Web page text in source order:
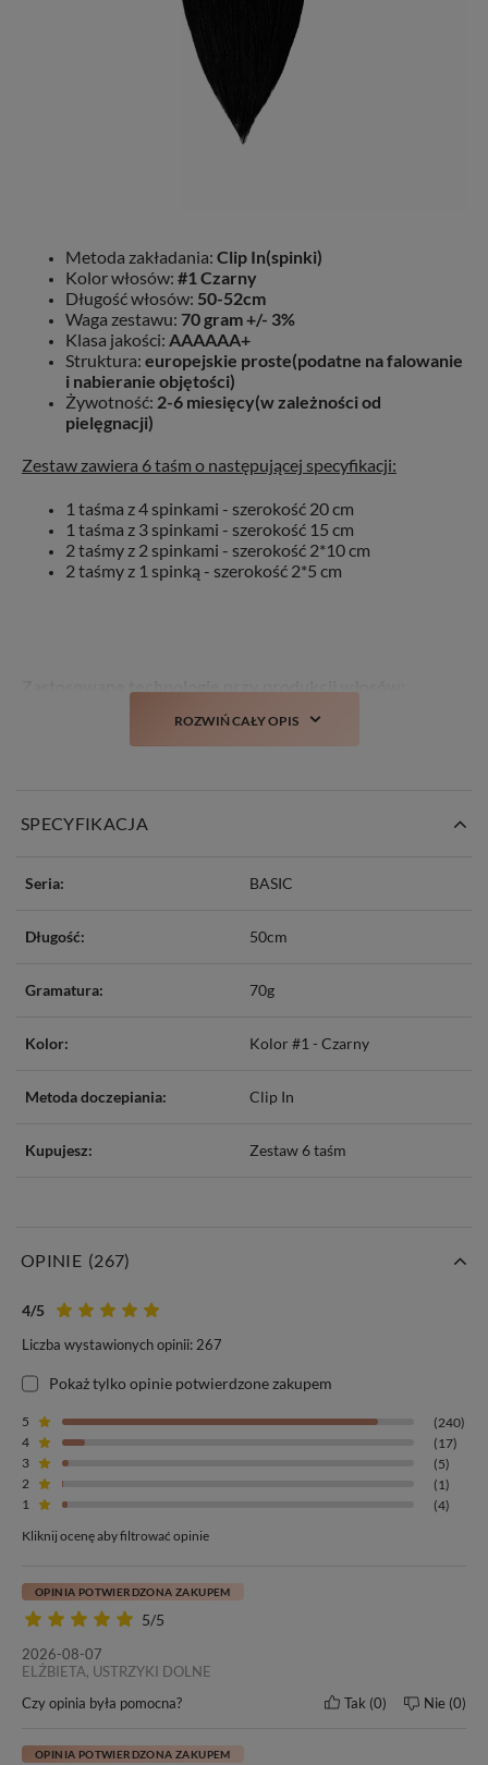
Metoda zakładania: Clip In(spinki)
Kolor włosów: #1 Czarny
Długość włosów: 50-52cm
Waga zestawu: 70 gram +/- 3%
Klasa jakości: AAAAAA+
Struktura: europejskie proste(podatne na falowanie
i nabieranie objętości)
Żywotność: 2-6 miesięcy(w zależności od
pielęgnacji)
Zestaw zawiera 6 taśm o następującej specyfikacji:
1 taśma z 4 spinkami - szerokość 20 cm
1 taśma z 3 spinkami - szerokość 15 cm
2 taśmy z 2 spinkami - szerokość 2*10 cm
2 taśmy z 1 spinką - szerokość 2*5 cm
– włosy zabezpieczone przeciw
stylistycznym takim jak: farbowanie, prostowanie,
– włosy delikatne w dotyku, bez
wyczucia matowości/szorstkości
ROZWIŃ CAŁY OPIS
SPECYFIKACJA
Seria: BASIC
Długość: 50cm
Gramatura: 70g
Kolor: Kolor #1 - Czarny
Metoda doczepiania: Clip In
Kupujesz: Zestaw 6 taśm
OPINIE (267)
4/5
Liczba wystawionych opinii: 267
Pokaż tylko opinie potwierdzone zakupem
5
(240)
4
(17)
3
(5)
2
(1)
1
(4)
Kliknij ocenę aby filtrować opinie
5/5
OPINIA POTWIERDZONA ZAKUPEM
2026-08-07
ELŻBIETA, USTRZYKI DOLNE
Czy opinia była pomocna?
Tak 0 Nie 0
OPINIA POTWIERDZONA ZAKUPEM